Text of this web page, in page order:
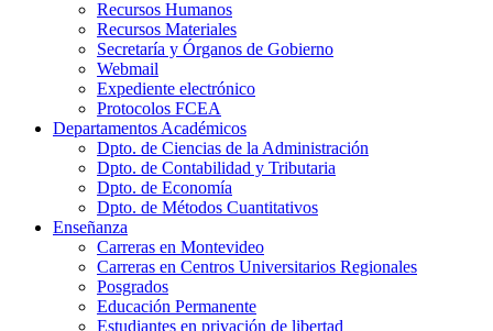
Recursos Humanos
Recursos Materiales
Secretaría y Órganos de Gobierno
Webmail
Expediente electrónico
Protocolos FCEA
Departamentos Académicos
Dpto. de Ciencias de la Administración
Dpto. de Contabilidad y Tributaria
Dpto. de Economía
Dpto. de Métodos Cuantitativos
Enseñanza
Carreras en Montevideo
Carreras en Centros Universitarios Regionales
Posgrados
Educación Permanente
Estudiantes en privación de libertad